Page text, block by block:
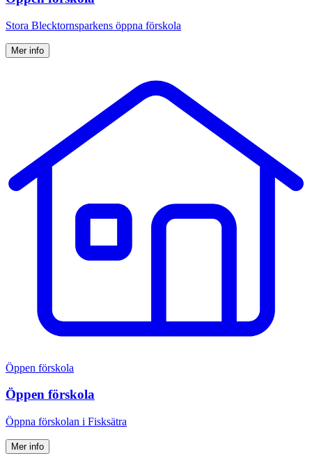
Stora Blecktornsparkens öppna förskola
Mer info
Öppen förskola
Öppen förskola
Öppna förskolan i Fisksätra
Mer info